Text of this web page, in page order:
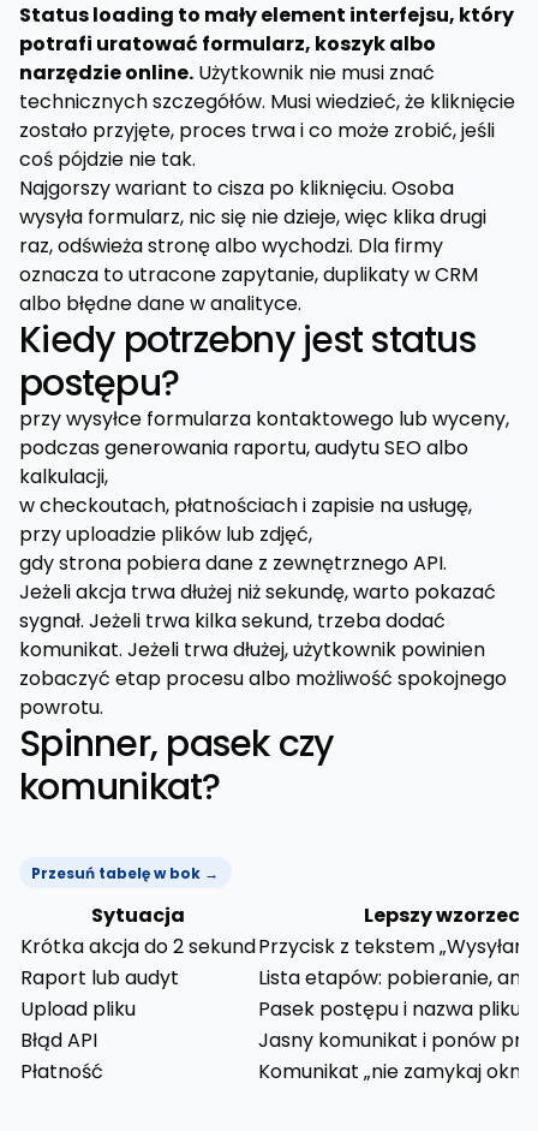
Status loading to mały element interfejsu, który
potrafi uratować formularz, koszyk albo
narzędzie online. Użytkownik nie musi znać
technicznych szczegółów. Musi wiedzieć, że kliknięcie
zostało przyjęte, proces trwa i co może zrobić, jeśli
coś pójdzie nie tak.
Najgorszy wariant to cisza po kliknięciu. Osoba
wysyła formularz, nic się nie dzieje, więc klika drugi
raz, odświeża stronę albo wychodzi. Dla firmy
oznacza to utracone zapytanie, duplikaty w CRM
albo błędne dane w analityce.
Kiedy potrzebny jest status
postępu?
przy wysyłce formularza kontaktowego lub wyceny,
podczas generowania raportu, audytu SEO albo
kalkulacji,
w checkoutach, płatnościach i zapisie na usługę,
przy uploadzie plików lub zdjęć,
gdy strona pobiera dane z zewnętrznego API.
Jeżeli akcja trwa dłużej niż sekundę, warto pokazać
sygnał. Jeżeli trwa kilka sekund, trzeba dodać
komunikat. Jeżeli trwa dłużej, użytkownik powinien
zobaczyć etap procesu albo możliwość spokojnego
powrotu.
Spinner, pasek czy
komunikat?
Przesuń tabelę w bok →
Sytuacja
Lepszy wzorzec
Krótka akcja do 2 sekundPrzycisk z tekstem
Raport lub audyt
Lista etapów: pobieranie,
Upload pliku
Pasek postępu i nazwa pliku
Błąd API
Jasny komunikat i ponów
Płatność
Komunikat „nie zamykaj